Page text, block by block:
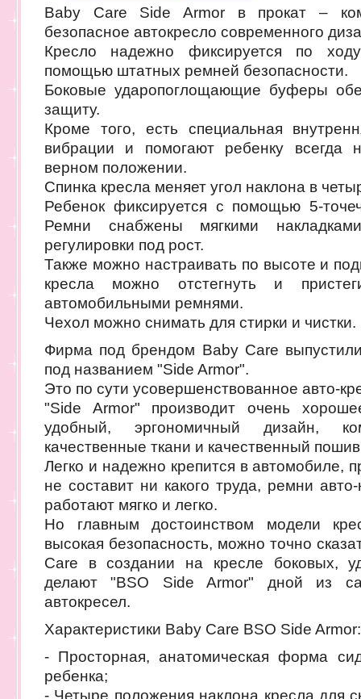
Baby Care Side Armor в прокат –
безопасное автокресло современного
Кресло надежно фиксируется по
помощью штатных ремней безопасности.
Боковые ударопоглощающие буферы
защиту.
Кроме того, есть специальная
вибрации и помогают ребенку всегда
верном положении.
Спинка кресла меняет угол наклона в
Ребенок фиксируется с помощью 5-
Ремни снабжены мягкими
регулировки под рост.
Также можно настраивать по высоте и
кресла можно отстегнуть и
автомобильными ремнями.
Чехол можно снимать для стирки и чистки.
Фирма под брендом Baby Care
под названием "Side Armor".
Это по сути усовершенствованное авто-
"Side Armor" производит очень
удобный, эргономичный дизайн,
качественные ткани и качественный
Легко и надежно крепится в автомобиле,
не составит ни какого труда, ремни
работают мягко и легко.
Но главным достоинством модели
высокая безопасность, можно точно
Care в создании на кресле боковых,
делают "BSO Side Armor" дной из
автокресел.
Характеристики Baby Care BSO Side Armor:
- Просторная, анатомическая форма
ребенка;
- Четыре положения наклона кресла для